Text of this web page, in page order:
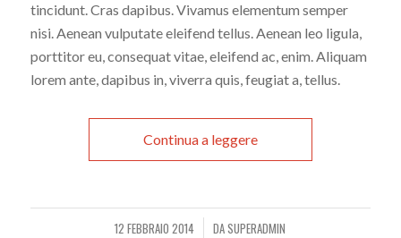
tincidunt. Cras dapibus. Vivamus elementum semper
nisi. Aenean vulputate eleifend tellus. Aenean leo ligula,
porttitor eu, consequat vitae, eleifend ac, enim. Aliquam
lorem ante, dapibus in, viverra quis, feugiat a, tellus.
Continua a leggere
12 FEBBRAIO 2014
/ DASUPERADMIN